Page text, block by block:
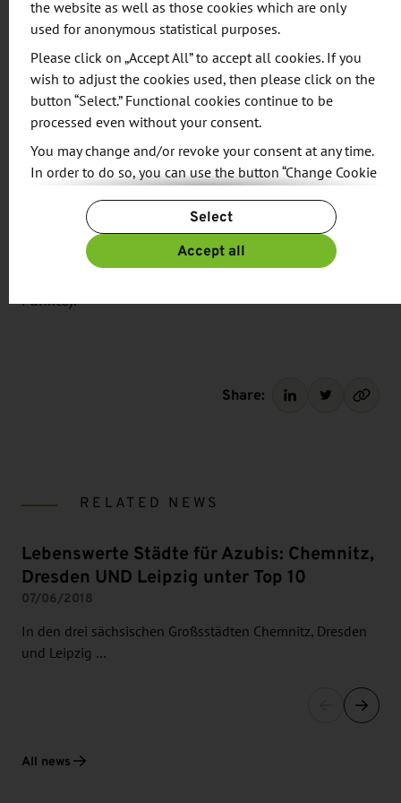
einer Bewertung von insgesamt 2,05 Punkten
erreicht Dresden Platz 15. Leipzig verpasst mit
insgesamt 2,6 Punkten die Top 20 und findet sich
auf einem im Gesamtvergleich immer noch sehr
guten Platz 25 wieder.
Unter den Top 20 der stressfreiesten Städte
weltweit finden sich insgesamt fünf deutsche
Schlusslichter des Rankings sind Bagdad (10
Punkte).
Share:
RELATED NEWS
Lebenswerte Städte für Azubis: Chemnitz,
Dresden UND Leipzig unter Top 10
07/06/2018
In den drei sächsischen Großsstädten Chemnitz, Dresden
und Leipzig …
All news
the website as well as those cookies which are only
used for anonymous statistical purposes.
Please click on „Accept All” to accept all cookies. If you
wish to adjust the cookies used, then please click on the
button “Select.” Functional cookies continue to be
processed even without your consent.
You may change and/or revoke your consent at any time.
In order to do so, you can use the button “Change Cookie
For more information, please see our
Privacy Policy.
Additional information can be found in our
Imprint
Select
Accept all